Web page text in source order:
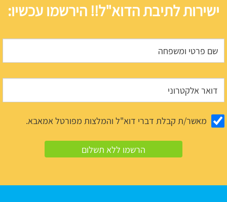
ישירות לתיבת הדוא"ל!! הירשמו עכשיו:
מאשר/ת קבלת דברי דוא"ל והמלצות מפורטל אמאבא.